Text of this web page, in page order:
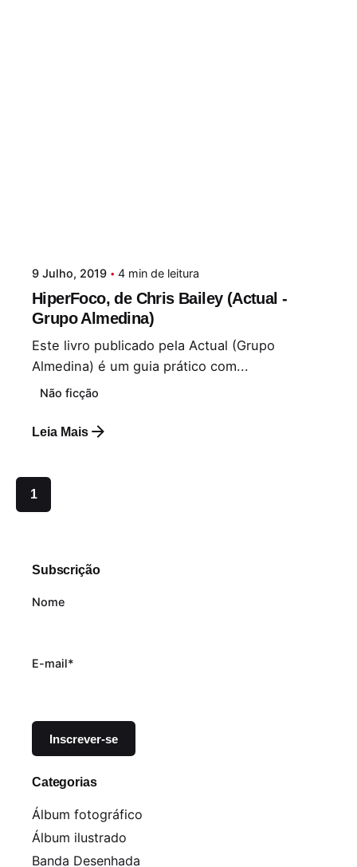
9 Julho, 2019 4 min de leitura
HiperFoco, de Chris Bailey (Actual -
Grupo Almedina)
Este livro publicado pela Actual (Grupo
Almedina) é um guia prático com...
Não ficção
Leia Mais
1
Subscrição
Nome
E-mail*
Categorias
Álbum fotográfico
Álbum ilustrado
Banda Desenhada